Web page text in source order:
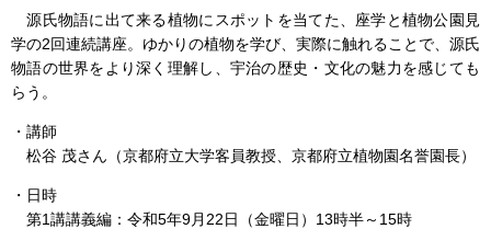
源氏物語に出て来る植物にスポットを当てた、座学と植物公園見
学の2回連続講座。ゆかりの植物を学び、実際に触れることで、源氏
物語の世界をより深く理解し、宇治の歴史・文化の魅力を感じても
らう。
・講師
松谷 茂さん（京都府立大学客員教授、京都府立植物園名誉園長）
・日時
第1講講義編：令和5年9月22日（金曜日）13時半～15時